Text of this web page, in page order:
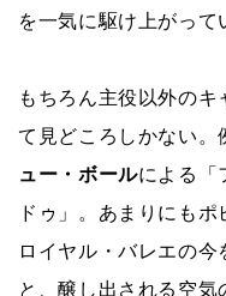
を一気に駆け上がって
もちろん主役以外の
て見どころしかない。
ュー・ボールによる「
ドゥ」。あまりにもポ
ロイヤル・バレエの
と、醸し出される空気